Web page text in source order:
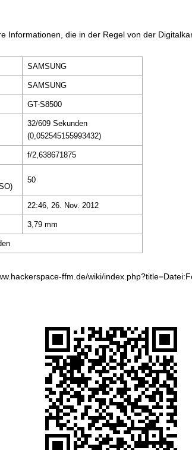
Informationen, die in der Regel von der
SAMSUNG
SAMSUNG
GT-S8500
32/609 Sekunden
(0,052545155993432)
f/2,638671875
50
22:46, 26. Nov. 2012
3,79 mm
ffm.de/wiki/